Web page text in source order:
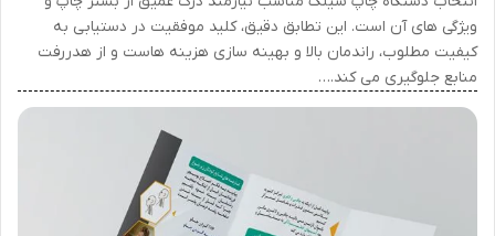
ویژگی های آن است. این تطابق دقیق، کلید موفقیت در دستیابی به
کیفیت مطلوب، راندمان بالا و بهینه سازی هزینه هاست و از هدررفت
منابع جلوگیری می کند.…